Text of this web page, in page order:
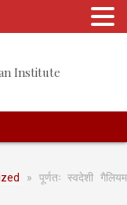
Institute
» पूर्णतः स्वदेशी गैलियम